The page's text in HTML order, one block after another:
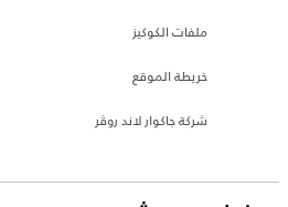
ملفات الكوكيز
خريطة الموقع
شركة جاكوار لاند روڤر